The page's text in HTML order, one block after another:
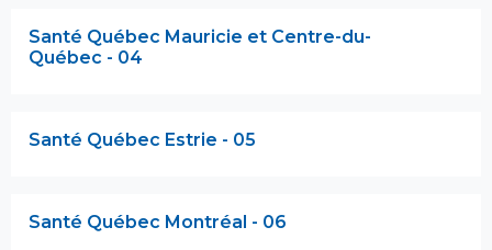
Santé Québec Mauricie et Centre-du-
Québec - 04
Santé Québec Estrie - 05
Santé Québec Montréal - 06